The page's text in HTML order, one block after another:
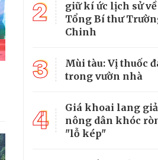
2
giữ kí ức lịch sử về
Tổng Bí thư
Chinh
3
Mùi tàu: Vị thuốc
trong vườn nhà
4
Giá khoai lang
nông dân khóc
"lỗ kép"